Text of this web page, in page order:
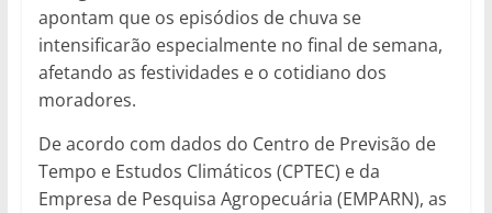
apontam que os episódios de chuva se
intensificarão especialmente no final de semana,
afetando as festividades e o cotidiano dos
moradores.
De acordo com dados do Centro de Previsão de
Tempo e Estudos Climáticos (CPTEC) e da
Empresa de Pesquisa Agropecuária (EMPARN), as